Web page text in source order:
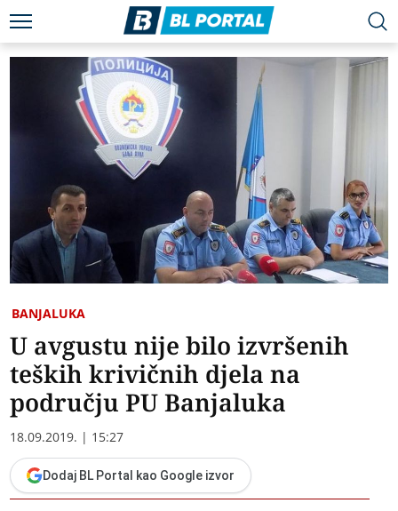
BANJALUKA
U avgustu nije bilo izvršenih
teških krivičnih djela na
području PU Banjaluka
18.09.2019. | 15:27
Dodaj BL Portal kao Google izvor